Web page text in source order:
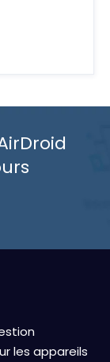
les appareils